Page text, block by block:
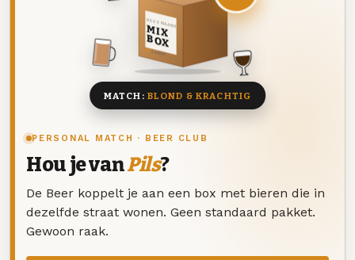
PERSONAL MATCH · BEER CLUB
Hou je vanPils?
De Beer koppelt je aan een box met bieren die in
dezelfde straat wonen. Geen standaard pakket.
Gewoon raak.
DEZE MAAND
MIX
BOX
8 BIEREN
MATCH: BLOND & KRACHTIG